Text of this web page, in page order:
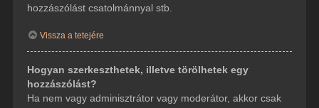
hozzászólást csatolmánnyal stb.
Vissza a tetejére
Hogyan szerkeszthetek, illetve törölhetek egy
hozzászólást?
Ha nem vagy adminisztrátor vagy moderátor, akkor csak